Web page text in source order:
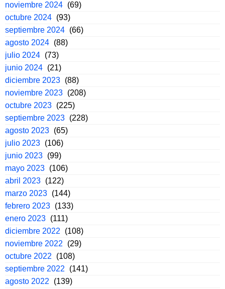
noviembre 2024 (69)
octubre 2024 (93)
septiembre 2024 (66)
agosto 2024 (88)
julio 2024 (73)
junio 2024 (21)
diciembre 2023 (88)
noviembre 2023 (208)
octubre 2023 (225)
septiembre 2023 (228)
agosto 2023 (65)
julio 2023 (106)
junio 2023 (99)
mayo 2023 (106)
abril 2023 (122)
marzo 2023 (144)
febrero 2023 (133)
enero 2023 (111)
diciembre 2022
(108)
noviembre 2022
(29)
octubre 2022
(108)
septiembre 2022
(141)
agosto 2022
(139)